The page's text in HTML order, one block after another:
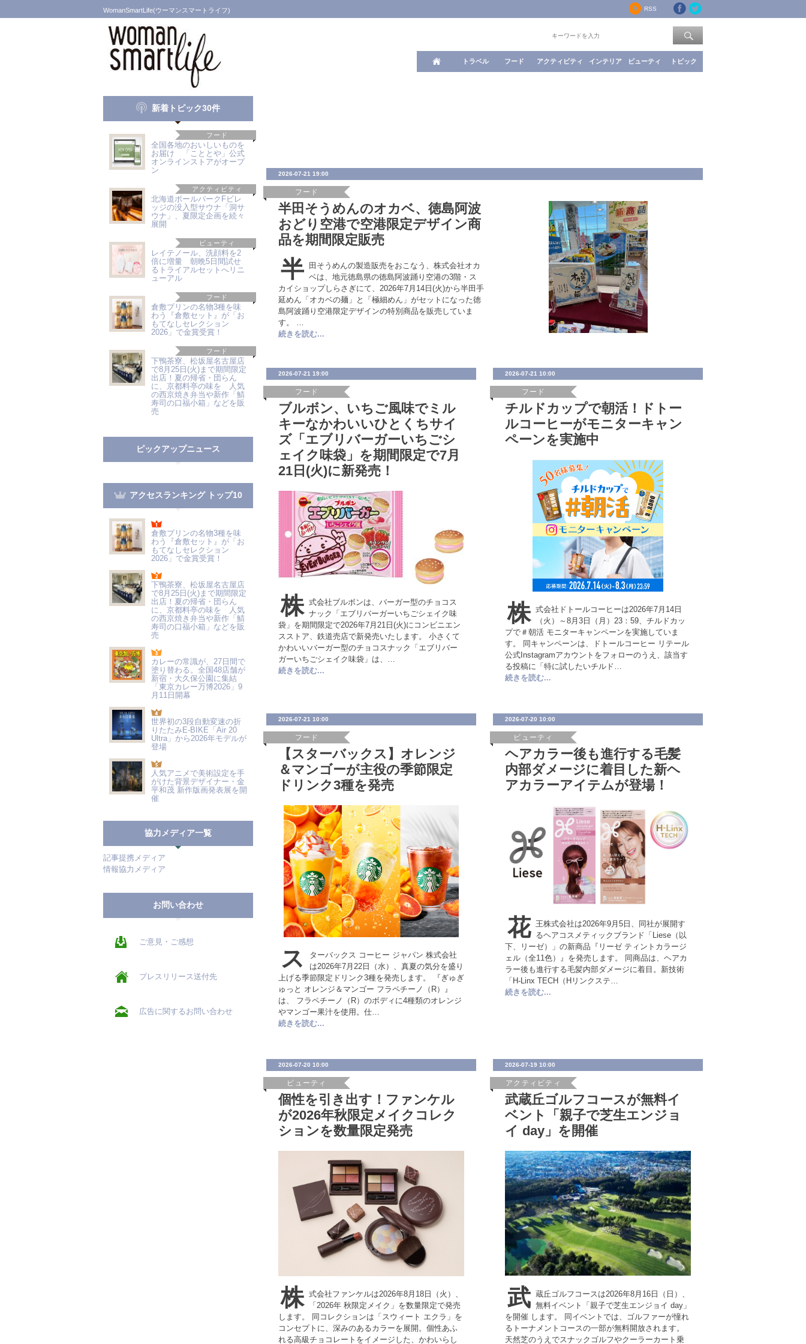
WomanSmartLife(ウーマンスマートライフ) RSS
トラベル フード アクティビティ インテリア ビューティ トピック
新着トピック30件
フード
全国各地のおいしいものを
お届け 「こととや」公式
オンラインストアがオープ
ン
アクティビティ
北海道ボールパークFビレ
ッジの没入型サウナ「洞サ
ウナ」、夏限定企画を続々
展開
ビューティ
レイテノール、洗顔料を2
倍に増量 朝晩5日間試せ
るトライアルセットへリニ
ューアル
フード
倉敷プリンの名物3種を味
わう『倉敷セット』が「お
もてなしセレクション
2026」で金賞受賞！
フード
下鴨茶寮、松坂屋名古屋店
で8月25日(火)まで期間限定
出店！夏の帰省・団らん
に、京都料亭の味を 人気
の西京焼き弁当や新作「鯖
寿司の口福小箱」などを販
売
ピックアップニュース
アクセスランキング トップ10
倉敷プリンの名物3種を味
わう『倉敷セット』が「お
もてなしセレクション
2026」で金賞受賞！
下鴨茶寮、松坂屋名古屋店
で8月25日(火)まで期間限定
出店！夏の帰省・団らん
に、京都料亭の味を 人気
の西京焼き弁当や新作「鯖
寿司の口福小箱」などを販
売
カレーの常識が、27日間で
塗り替わる。全国48店舗が
新宿・大久保公園に集結
「東京カレー万博2026」9
月11日開幕
世界初の3段自動変速の折
りたたみE-BIKE「Air 20
Ultra」から2026年モデルが
登場
人気アニメで美術設定を手
がけた背景デザイナー・金
平和茂 新作版画発表展を開
催
協力メディア一覧
記事提携メディア
情報協力メディア
お問い合わせ
ご意見・ご感想
プレスリリース送付先
広告に関するお問い合わせ
2026-07-21 19:00
フード
半田そうめんのオカベ、徳島阿波
おどり空港で空港限定デザイン商
品を期間限定販売
半
田そうめんの製造販売をおこなう、株式会社オカ
ベは、地元徳島県の徳島阿波踊り空港の3階・ス
カイショップしらさぎにて、2026年7月14日(火)から半田手
延めん「オカベの麺」と「極細めん」がセットになった徳
島阿波踊り空港限定デザインの特別商品を販売していま
す。 …
続きを読む...
2026-07-21 19:00
フード
ブルボン、いちご風味でミル
キーなかわいいひとくちサイ
ズ「エブリバーガーいちごシ
ェイク味袋」を期間限定で7月
21日(火)に新発売！
株 式会社ブルボンは、バーガー型のチョコス
ナック「エブリバーガーいちごシェイク味
袋」を期間限定で2026年7月21日(火)にコンビニエン
スストア、鉄道売店で新発売いたします。 小さくて
かわいいバーガー型のチョコスナック「エブリバー
ガーいちごシェイク味袋」は、…
続きを読む...
2026-07-21 10:00
フード
チルドカップで朝活！ドトー
ルコーヒーがモニターキャン
ペーンを実施中
株 式会社ドトールコーヒーは2026年7月14日
（火）～8月3日（月）23：59、チルドカッ
プで＃朝活 モニターキャンペーンを実施していま
す。 同キャンペーンは、ドトールコーヒー リテール
公式Instagramアカウントをフォローのうえ、該当す
る投稿に「特に試したいチルド…
続きを読む...
2026-07-21 10:00
フード
【スターバックス】オレンジ
＆マンゴーが主役の季節限定
ドリンク3種を発売
ス
ターバックス コーヒー ジャパン 株式会社
は2026年7月22日（水）、真夏の気分を盛り
上げる季節限定ドリンク3種を発売します。 『ぎゅぎ
ゅっと オレンジ＆マンゴー フラペチーノ（R）』
は、 フラペチーノ（R）のボディに4種類のオレンジ
やマンゴー果汁を使用。仕…
続きを読む...
2026-07-20 10:00
ビューティ
ヘアカラー後も進行する毛髪
内部ダメージに着目した新ヘ
アカラーアイテムが登場！
花
王株式会社は2026年9月5日、同社が展開す
るヘアコスメティックブランド「Liese（以
下、リーゼ）」の新商品『リーゼ ティントカラージ
ェル（全11色）』を発売します。 同商品は、ヘアカ
ラー後も進行する毛髪内部ダメージに着目。新技術
「H-Linx TECH（Hリンクステ…
続きを読む...
2026-07-20 10:00
ビューティ
個性を引き出す！ファンケル
が2026年秋限定メイクコレク
ションを数量限定発売
株 式会社ファンケルは2026年8月18日（火）、
「2026年 秋限定メイク」を数量限定で発売
します。 同コレクションは「スウィート エクラ」を
コンセプトに、深みのあるカラーを展開。個性あふ
れる高級チョコレートをイメージした、かわいらし
2026-07-19 10:00
アクティビティ
武蔵丘ゴルフコースが無料イ
ベント「親子で芝生エンジョ
イ day」を開催
武 蔵丘ゴルフコースは2026年8月16日（日）、
無料イベント「親子で芝生エンジョイ day」
を開催 します。 同イベントでは、ゴルファーが憧れ
るトーナメントコースの一部が無料開放されます。
天然芝のうえでスナックゴルフやクーラーカート乗